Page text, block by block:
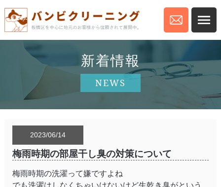
新着情報
NEWS
2023/06/14
梅雨時期の部屋干し臭の対策について
梅雨時期の洗濯って嫌ですよね